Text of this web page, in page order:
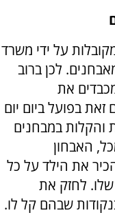
על ידי משרד
לכן ברוב
את
בפועל ביום יום
והקלות במבחנים
האבחון
את הילד על כל
שלו. לחזק את
שבהם קל לו.